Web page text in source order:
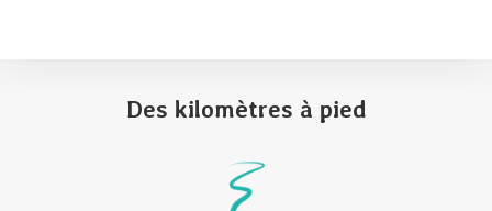
Des kilomètres à pied